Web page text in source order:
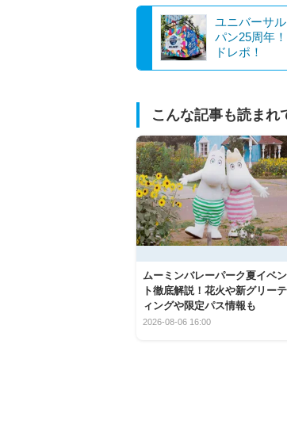
ユニバーサ
パン25周年
ドレポ！
こんな記事も読まれ
ムーミンバレーパーク夏イベン
ト徹底解説！花火や新グリーテ
ィングや限定パス情報も
2026-08-06 16:00